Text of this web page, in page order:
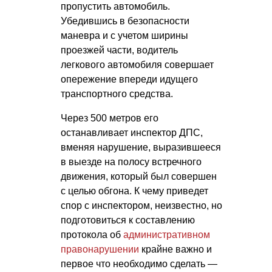
пропустить автомобиль.
Убедившись в безопасности
маневра и с учетом ширины
проезжей части, водитель
легкового автомобиля совершает
опережение впереди идущего
транспортного средства.
Через 500 метров его
останавливает инспектор ДПС,
вменяя нарушение, выразившееся
в выезде на полосу встречного
движения, который был совершен
с целью обгона. К чему приведет
спор с инспектором, неизвестно, но
подготовиться к составлению
протокола об административном
правонарушении крайне важно и
первое что необходимо сделать —